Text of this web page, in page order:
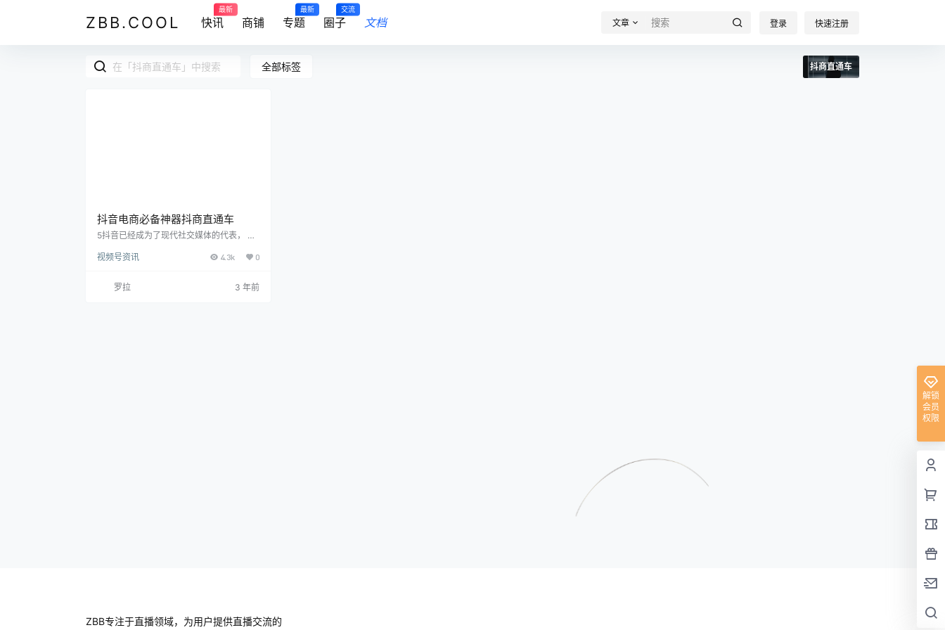
ZBB.COOL 快讯
最新
商铺 专题
最新
圈子
交流
文档 文章 登录 快速注册
全部标签 抖商直通车
抖音电商必备神器抖商直通车
5抖音已经成为了现代社交媒体的代表， 应
此，抖音平台很快就从一个仅仅是以短视频
抖商直通车是抖音电商的必备神器，为品牌
视频号资讯 4.3k 0
罗拉 3 年前
解锁
会员
权限
ZBB专注于直播领域，为用户提供直播交流的